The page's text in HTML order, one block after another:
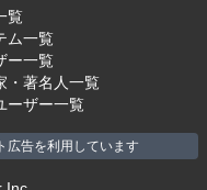
覧
ム一覧
ー一覧
・著名人一覧
ーザー一覧
広告を利用しています